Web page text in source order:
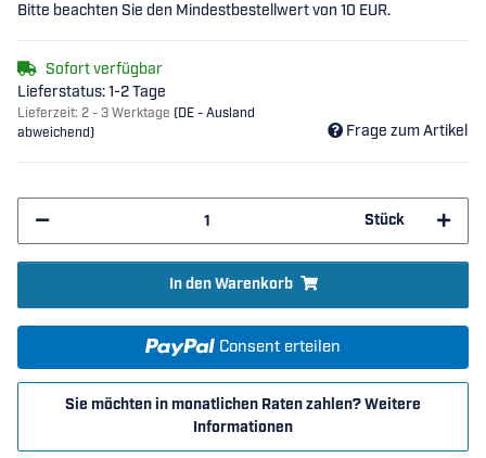
Bitte beachten Sie den Mindestbestellwert von 10 EUR.
Sofort verfügbar
Lieferstatus: 1-2 Tage
Lieferzeit: 2 - 3 Werktage (DE - Ausland
abweichend)
Frage zum Artikel
Stück
In den Warenkorb
Consent erteilen
Sie möchten in monatlichen Raten zahlen?Weitere
Informationen